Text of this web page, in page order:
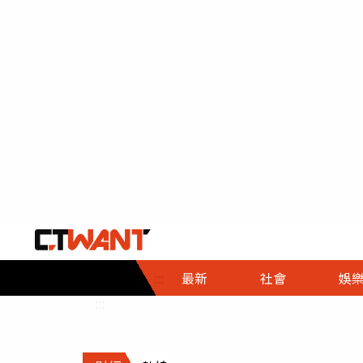
::: 最新 社會
社會首頁
時事
調查
娛樂
娛樂首頁
即時
財經首頁
熱線
政